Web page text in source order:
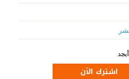
اشترك الآن